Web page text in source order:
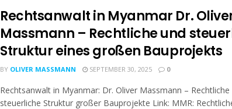
Rechtsanwalt in Myanmar Dr.
Massmann – Rechtliche und
Struktur eines großen Bauprojekts
BY OLIVER MASSMANN SEPTEMBER 30, 2025 0
Rechtsanwalt in Myanmar: Dr. Oliver Massmann – Rechtliche
steuerliche Struktur großer Bauprojekte Link: MMR: